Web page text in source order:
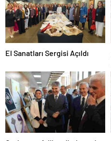
El Sanatları Sergisi Açıldı